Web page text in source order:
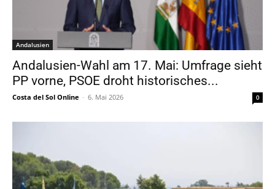
Andalusien
Andalusien-Wahl am 17. Mai: Umfrage sieht
PP vorne, PSOE droht historisches...
Costa del Sol Online - 6. Mai 2026 0